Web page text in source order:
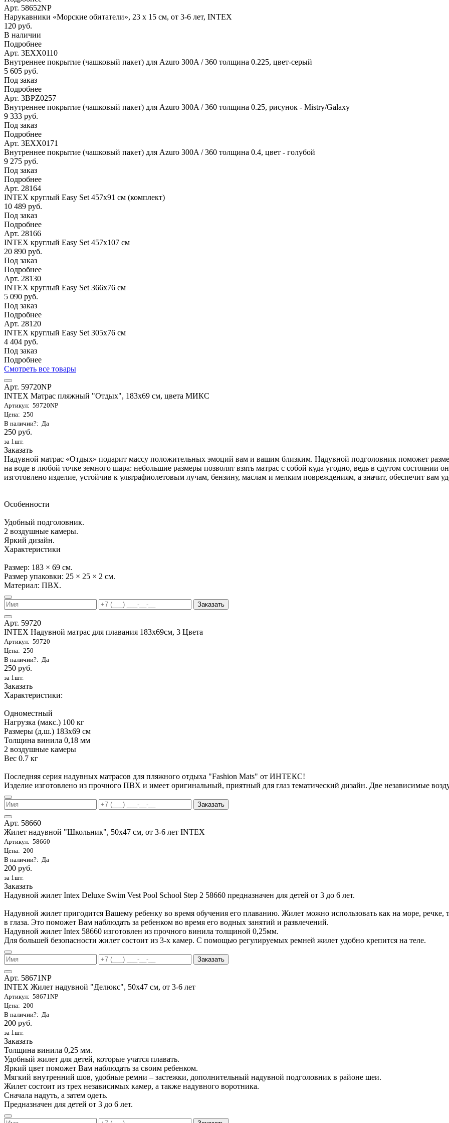
Арт. 58652NP
Нарукавники «Морские обитатели», 23 х 15 см, от 3-6 лет, INTEX
120 руб.
В наличии
Подробнее
Арт. 3EXX0110
Внутреннее покрытие (чашковый пакет) для Azuro 300A / 360 толщина 0.225, цвет-серый
5 605 руб.
Под заказ
Подробнее
Арт. 3BPZ0257
Внутреннее покрытие (чашковый пакет) для Azuro 300A / 360 толщина 0.25, рисунок - Mistry/Galaxy
9 333 руб.
Под заказ
Подробнее
Арт. 3EXX0171
Внутреннее покрытие (чашковый пакет) для Azuro 300A / 360 толщина 0.4, цвет - голубой
9 275 руб.
Под заказ
Подробнее
Арт. 28164
INTEX круглый Easy Set 457х91 см (комплект)
10 489 руб.
Под заказ
Подробнее
Арт. 28166
INTEX круглый Easy Set 457х107 см
20 890 руб.
Под заказ
Подробнее
Арт. 28130
INTEX круглый Easy Set 366х76 см
5 090 руб.
Под заказ
Подробнее
Арт. 28120
INTEX круглый Easy Set 305х76 см
4 404 руб.
Под заказ
Подробнее
Смотреть все товары
Арт. 59720NP
INTEX Матрас пляжный "Отдых", 183х69 см, цвета МИКС
Артикул: 59720NP
Цена: 250
В наличии?: Да
250 руб.
за 1шт.
Заказать
Надувной матрас «Отдых» подарит массу положительных эмоций вам и вашим близким. Надувной подголовник поможет
на воде в любой точке земного шара: небольшие размеры позволят взять матрас с собой куда угодно, ведь в сдутом состоянии
изготовлено изделие, устойчив к ультрафиолетовым лучам, бензину, маслам и мелким повреждениям, а значит, обеспечит вам
Особенности
Удобный подголовник.
2 воздушные камеры.
Яркий дизайн.
Характеристики
Размер: 183 × 69 см.
Размер упаковки: 25 × 25 × 2 см.
Материал: ПВХ.
Заказать
Арт. 59720
INTEX Надувной матрас для плавания 183х69см, 3 Цвета
Артикул: 59720
Цена: 250
В наличии?: Да
250 руб.
за 1шт.
Заказать
Характеристики:
Одноместный
Нагрузка (макс.) 100 кг
Размеры (д.ш.) 183х69 см
Толщина винила 0,18 мм
2 воздушные камеры
Вес 0.7 кг
Последняя серия надувных матрасов для пляжного отдыха "Fashion Mats" от ИНТЕКС!
Изделие изготовлено из прочного ПВХ и имеет оригинальный, приятный для глаз тематический дизайн. Две независимые
Заказать
Арт. 58660
Жилет надувной "Школьник", 50х47 см, от 3-6 лет INTEX
Артикул: 58660
Цена: 200
В наличии?: Да
200 руб.
за 1шт.
Заказать
Надувной жилет Intex Deluxe Swim Vest Pool School Step 2 58660 предназначен для детей от 3 до 6 лет.
Надувной жилет пригодится Вашему ребенку во время обучения его плаванию. Жилет можно использовать как на море, речке,
в глаза. Это поможет Вам наблюдать за ребенком во время его водных занятий и развлечений.
Надувной жилет Intex 58660 изготовлен из прочного винила толщиной 0,25мм.
Для большей безопасности жилет состоит из 3-х камер. С помощью регулируемых ремней жилет удобно крепится на теле.
Заказать
Арт. 58671NP
INTEX Жилет надувной "Делюкс", 50х47 см, от 3-6 лет
Артикул: 58671NP
Цена: 200
В наличии?: Да
200 руб.
за 1шт.
Заказать
Толщина винила 0,25 мм.
Удобный жилет для детей, которые учатся плавать.
Яркий цвет поможет Вам наблюдать за своим ребенком.
Мягкий внутренний шов, удобные ремни – застежки, дополнительный надувной подголовник в районе шеи.
Жилет состоит из трех независимых камер, а также надувного воротника.
Сначала надуть, а затем одеть.
Предназначен для детей от 3 до 6 лет.